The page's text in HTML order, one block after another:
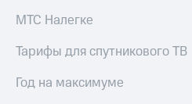
Уведомление
погашении
облигаций
Другое
МТС Налегке
Тарифы для спутникового ТВ
Год на максимуме